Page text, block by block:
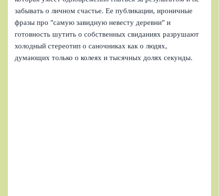
забывать о личном счастье. Ее публикации, ироничные
фразы про "самую завидную невесту деревни" и
готовность шутить о собственных свиданиях разрушают
холодный стереотип о саночниках как о людях,
думающих только о колеях и тысячных долях секунды.